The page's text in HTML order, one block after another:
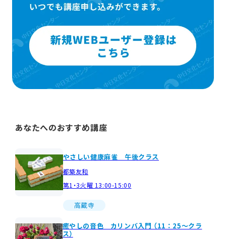
あなたへのおすすめ講座
やさしい健康麻雀 午後クラス
都築友和
第1・3火曜 13:00-15:00
高蔵寺
癒やしの音色 カリンバ入門 （11：25～クラ
ス）